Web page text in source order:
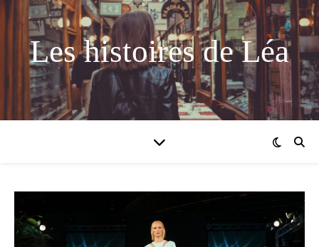
Les histoires de Léa